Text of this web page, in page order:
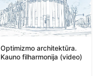
Optimizmo architektūra.
Kauno filharmonija (video)